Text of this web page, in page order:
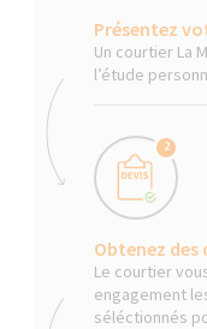
Présentez
Un courtier La
l’étude
2
Obtenez
Le courtier
engagement
séléctionnés